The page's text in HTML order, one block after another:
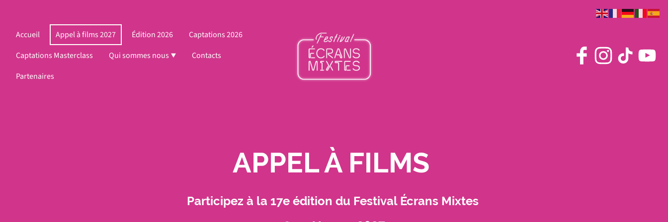
Accueil Appel à films 2027 Édition 2026
Captations 2026
Captations Masterclass
Qui sommes nous
Contacts
Partenaires
APPEL À FILMS
Participez à la 17e édition du Festival Écrans Mixtes